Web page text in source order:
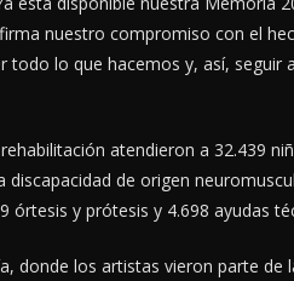
nuestro compromiso con el
lo que hacemos y, así, seguir
atendieron a 32.439
de origen
órtesis y prótesis y 4.698 ayudas
donde los artistas vieron parte de